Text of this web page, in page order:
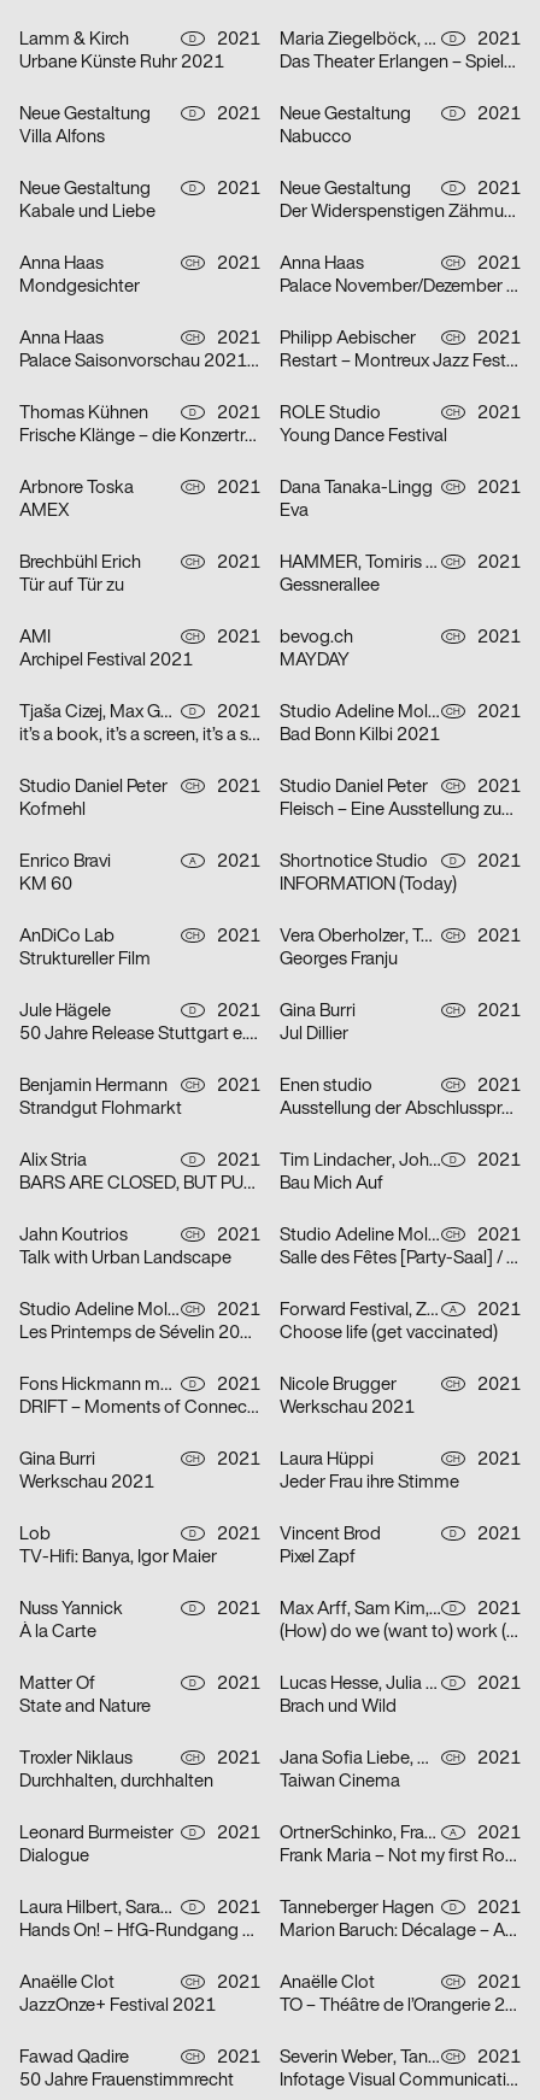
Lamm & Kirch D
2021
Urbane Künste Ruhr 2021
Maria Ziegelböck, Neue Gestaltung D
2021
Das Theater Erlangen – Spielzeit 2021/22
Neue Gestaltung D
2021
Villa Alfons
Neue Gestaltung D
2021
Nabucco
Neue Gestaltung D
2021
Kabale und Liebe
Neue Gestaltung D
2021
Der Widerspenstigen Zähmung
Anna Haas CH
2021
Mondgesichter
Anna Haas CH
2021
Palace November/Dezember 2021
Anna Haas CH
2021
Palace Saisonvorschau 2021/22
Philipp Aebischer CH
2021
Restart – Montreux Jazz Festival 2021
Thomas Kühnen D
2021
Frische Klänge – die Konzertreihe
ROLE Studio CH
2021
Young Dance Festival
Arbnore Toska CH
2021
AMEX
Dana Tanaka-Lingg CH
2021
Eva
Brechbühl Erich CH
2021
Tür auf Tür zu
HAMMER, Tomiris Shyngyssova CH
2021
Gessnerallee
AMI CH
2021
Archipel Festival 2021
bevog.ch CH
2021
MAYDAY
Tjaša Cizej, Max Gültig, Laura Hähnel, Basil Haug D
2021
it’s a book, it’s a screen, it’s a space in between
Studio Adeline Mollard, Coboi CH
2021
Bad Bonn Kilbi 2021
Studio Daniel Peter CH
2021
Kofmehl
Studio Daniel Peter CH
2021
Fleisch – Eine Ausstellung zum Innenleben
Enrico Bravi A
2021
KM 60
Shortnotice Studio D
2021
INFORMATION (Today)
AnDiCo Lab CH
2021
Struktureller Film
Vera Oberholzer, Tonja Wüthrich CH
2021
Georges Franju
Jule Hägele D
2021
50 Jahre Release Stuttgart e. V.
Gina Burri CH
2021
Jul Dillier
Benjamin Hermann CH
2021
Strandgut Flohmarkt
Enen studio CH
2021
Ausstellung der Abschlussprojekte 2021 HEAD
Alix Stria D
2021
BARS ARE CLOSED, BUT PUB IS OPEN! [Bars sind geschlossen, doch PUB ist geöfffnet!]
Tim Lindacher, Johannes Schreiner D
2021
Bau Mich Auf
Jahn Koutrios CH
2021
Talk with Urban Landscape
Studio Adeline Mollard CH
2021
Salle des Fêtes [Party-Saal] / Orphelins [Waisen]
Studio Adeline Mollard CH
2021
Les Printemps de Sévelin 2021 [Sévelin-Frühling 2021]
Forward Festival, ZWUPP, Maša Stanic A
2021
Choose life (get vaccinated)
Fons Hickmann m23 D
2021
DRIFT – Moments of Connection
Nicole Brugger CH
2021
Werkschau 2021
Gina Burri CH
2021
Werkschau 2021
Laura Hüppi CH
2021
Jeder Frau ihre Stimme
Lob D
2021
TV-Hifi: Banya, Igor Maier
Vincent Brod D
2021
Pixel Zapf
Nuss Yannick D
2021
À la Carte
Max Arff, Sam Kim, Dokho Shin D
2021
(How) do we (want to) work (together) (as (socially engaged) designers (students and neighbors)) (in neoliberal times)?
Matter Of D
2021
State and Nature
Lucas Hesse, Julia Löffler D
2021
Brach und Wild
Troxler Niklaus CH
2021
Durchhalten, durchhalten
Jana Sofia Liebe, Wetli Tanaka Minami CH
2021
Taiwan Cinema
Leonard Burmeister D
2021
Dialogue
OrtnerSchinko, Frank Maria A
2021
Frank Maria – Not my first Rodeo
Laura Hilbert, Sarah Stendel D
2021
Hands On! – HfG-Rundgang 2021
Tanneberger Hagen D
2021
Marion Baruch: Décalage – Ausstellung in der der HGB Galerie
Anaëlle Clot CH
2021
JazzOnze+ Festival 2021
Anaëlle Clot CH
2021
TO – Théâtre de l’Orangerie 2021
Fawad Qadire CH
2021
50 Jahre Frauenstimmrecht
Severin Weber, Tanja Vogt, Elia Geiger, Ladina Döring, Nicola Canziani CH
2021
Infotage Visual Communication 2021 Zürcher Hochschule der Künste